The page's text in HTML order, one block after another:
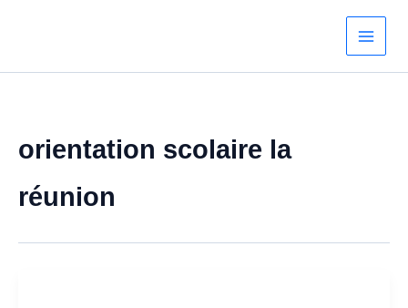
orientation scolaire la
réunion